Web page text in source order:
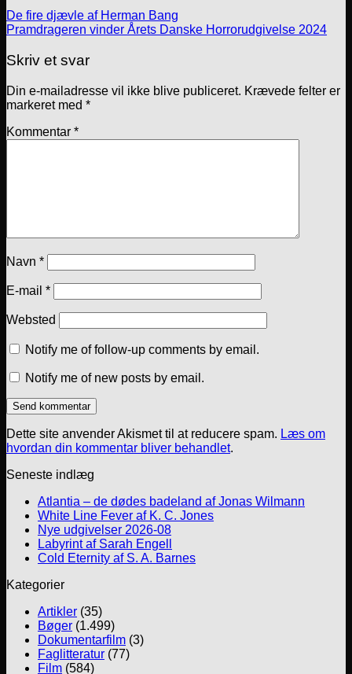
De fire djævle af Herman Bang
Pramdrageren vinder Årets Danske Horrorudgivelse 2024
Skriv et svar
Din e-mailadresse vil ikke blive publiceret. Krævede felter er
markeret med *
Kommentar *
Navn *
E-mail *
Websted
Notify me of follow-up comments by email.
Notify me of new posts by email.
Dette site anvender Akismet til at reducere spam. Læs om
hvordan din kommentar bliver behandlet.
Seneste indlæg
Atlantia – de dødes badeland af Jonas Wilmann
White Line Fever af K. C. Jones
Nye udgivelser 2026-08
Labyrint af Sarah Engell
Cold Eternity af S. A. Barnes
Kategorier
Artikler (35)
Bøger (1.499)
Dokumentarfilm (3)
Faglitteratur (77)
Film (584)